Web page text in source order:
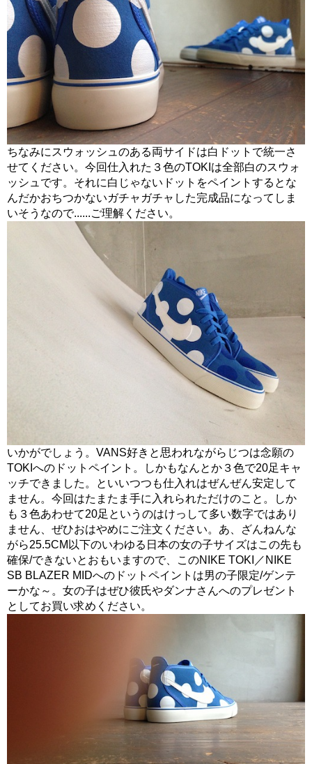
ちなみにスウォッシュのある両サイドは白ドットで統一さ
せてください。今回仕入れた３色のTOKIは全部白のスウォ
ッシュです。それに白じゃないドットをペイントするとな
んだかおちつかないガチャガチャした完成品になってしま
いそうなので......ご理解ください。
いかがでしょう。VANS好きと思われながらじつは念願の
TOKIへのドットペイント。しかもなんとか３色で20足キャ
ッチできました。といいつつも仕入れはぜんぜん安定して
ません。今回はたまたま手に入れられただけのこと。しか
も３色あわせて20足というのはけっして多い数字ではあり
ません、ぜひおはやめにご注文ください。あ、ざんねんな
がら25.5CM以下のいわゆる日本の女の子サイズはこの先も
確保/できないとおもいますので、このNIKE TOKI／NIKE
SB BLAZER MIDへのドットペイントは男の子限定/ゲンテ
ーかな～。女の子はぜひ彼氏やダンナさんへのプレゼント
としてお買い求めください。